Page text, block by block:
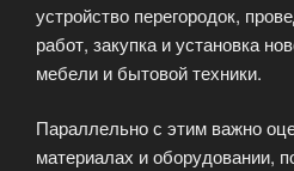
устройство перегородок,
работ, закупка и установка
мебели и бытовой техники.
Параллельно с этим важно
материалах и оборудовании,